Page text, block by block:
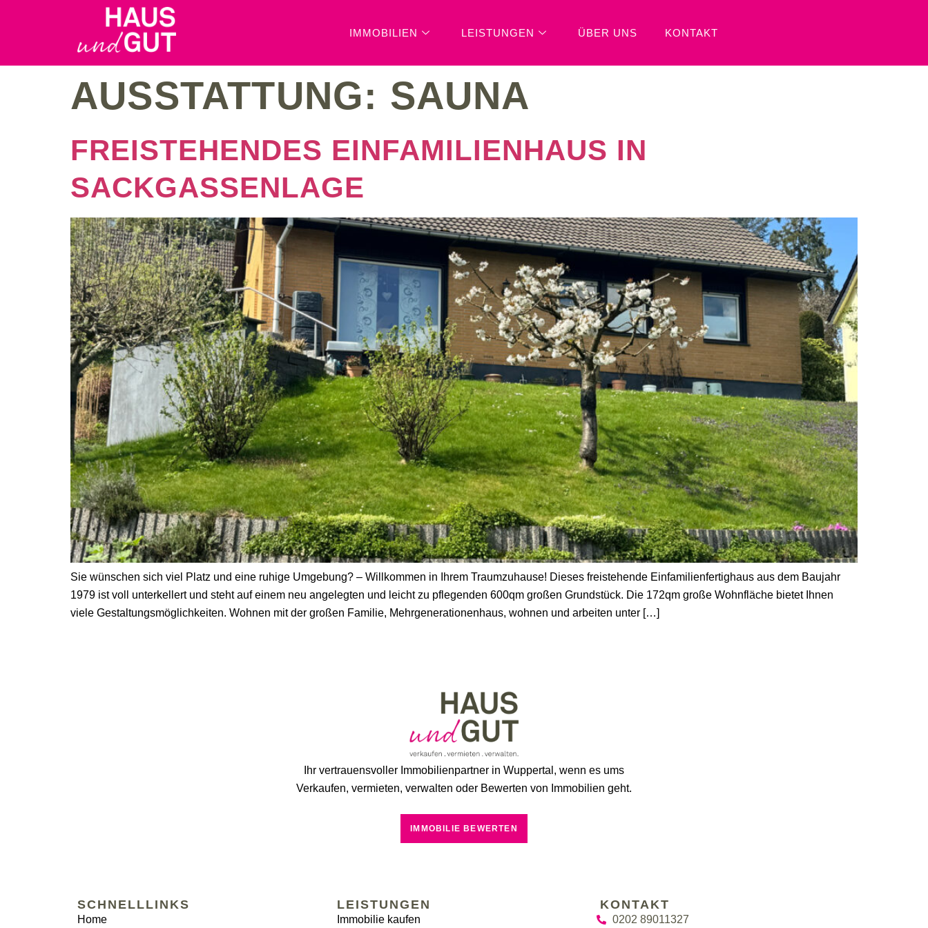
IMMOBILIEN LEISTUNGEN ÜBER UNS KONTAKT
AUSSTATTUNG: SAUNA
FREISTEHENDES EINFAMILIENHAUS IN
SACKGASSENLAGE
Sie wünschen sich viel Platz und eine ruhige Umgebung? – Willkommen in Ihrem Traumzuhause! Dieses freistehende Einfamilienfertighaus aus dem Baujahr
1979 ist voll unterkellert und steht auf einem neu angelegten und leicht zu pflegenden 600qm großen Grundstück. Die 172qm große Wohnfläche bietet Ihnen
viele Gestaltungsmöglichkeiten. Wohnen mit der großen Familie, Mehrgenerationenhaus, wohnen und arbeiten unter […]
Ihr vertrauensvoller Immobilienpartner in Wuppertal, wenn es ums
Verkaufen, vermieten, verwalten oder Bewerten von Immobilien geht.
IMMOBILIE BEWERTEN
SCHNELLLINKS
Home
LEISTUNGEN
Immobilie kaufen
KONTAKT
0202 89011327